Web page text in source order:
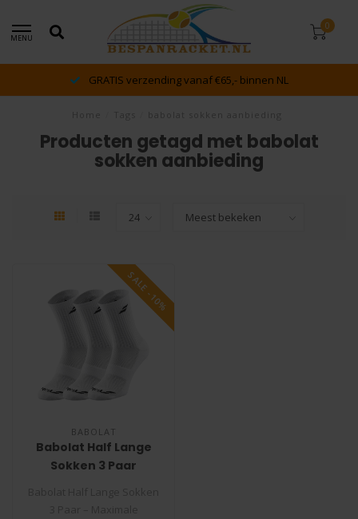
MENU
0
GRATIS verzending vanaf €65,- binnen NL
Producten getagd met babolat
sokken aanbieding
SALE -10%
BABOLAT
Babolat Half Lange
Sokken 3 Paar